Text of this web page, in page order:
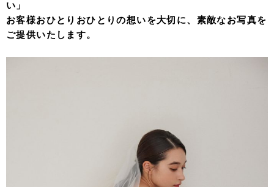
い」
お客様おひとりおひとりの想いを大切に、素敵なお写真を
ご提供いたします。